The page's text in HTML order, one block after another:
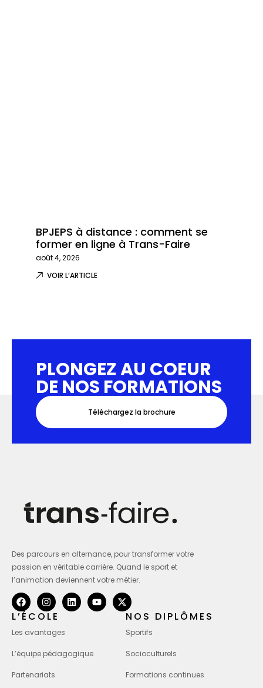
BPJEPS à distance : comment se
former en ligne à Trans-Faire
août 4, 2026
VOIR L’ARTICLE
PLONGEZ AU COEUR
DE NOS FORMATIONS
Téléchargez la brochure
Des parcours en alternance, pour transformer votre
passion en véritable carrière. Quand le sport et
l’animation deviennent votre métier.
L’ÉCOLE
Les avantages
L’équipe pédagogique
Partenariats
NOS DIPLÔMES
Sportifs
Socioculturels
Formations continues